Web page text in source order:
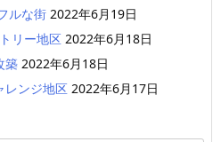
ルな街 2022年6月19日
リー地区 2022年6月18日
築 2022年6月18日
ンジ地区 2022年6月17日